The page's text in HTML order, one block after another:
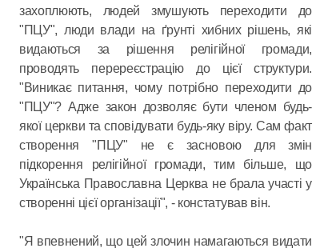
захоплюють, людей змушують переходити до
"ПЦУ", люди влади на ґрунті хибних рішень, які
видаються за рішення релігійної громади,
проводять перереєстрацію до цієї структури.
"Виникає питання, чому потрібно переходити до
"ПЦУ"? Адже закон дозволяє бути членом будь-
якої церкви та сповідувати будь-яку віру. Сам факт
створення "ПЦУ" не є засновою для змін
підкорення релігійної громади, тим більше, що
Українська Православна Церква не брала участі у
створенні цієї організації", - констатував він.
"Я впевнений, що цей злочин намагаються видати